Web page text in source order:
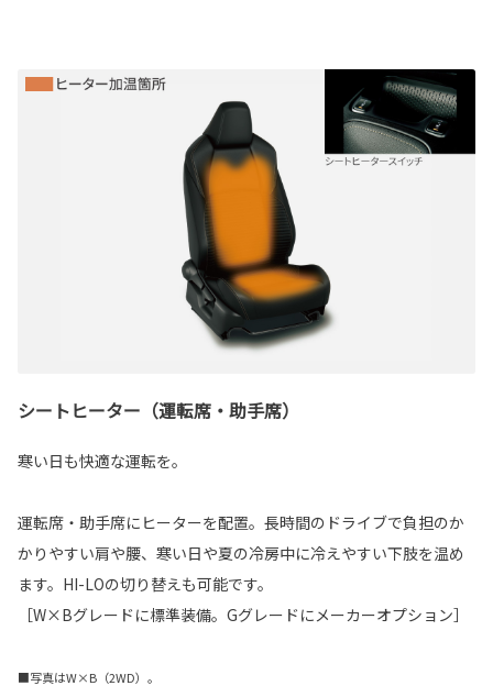
シートヒーター（運転席・助手席）
寒い日も快適な運転を。
運転席・助手席にヒーターを配置。長時間のドライブで負担のか
かりやすい肩や腰、寒い日や夏の冷房中に冷えやすい下肢を温め
ます。HI-LOの切り替えも可能です。
［W×Bグレードに標準装備。Gグレードにメーカーオプション］
■写真はW×B（2WD）。